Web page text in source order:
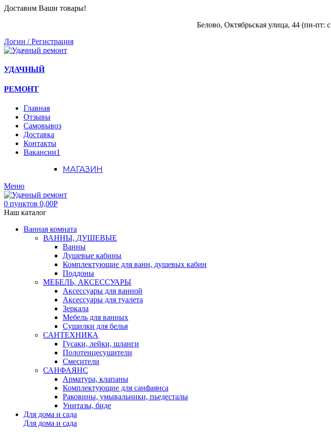
Доставим Ваши товары!
Белово, Октябрьская улица, 44 (пн-пт: с
Логин / Регистрация
УДАЧНЫЙ
РЕМОНТ
Главная
Отзывы
Самовывоз
Доставка
Контакты
Вакансии1
МАГАЗИН
Меню
0 пунктов 0,00Р
Наш каталог
Ванная комната
ВАННЫ, ДУШЕВЫЕ
Ванны
Душевые кабины
Комплектующие для ванн, душевых кабин
Поддоны
МЕБЕЛЬ, АКСЕССУАРЫ
Аксессуары для ванной
Аксессуары для туалета
Зеркала
Мебель для ванных
Сушилки для белья
САНТЕХНИКА
Гусаки, лейки, шланги
Полотенцесушители
Смесители
САНФАЯНС
Арматура, клапаны
Комплектующие для санфаянса
Раковины, умывальники, пьедесталы
Унитазы, биде
Для дома и сада
Для дома и сада